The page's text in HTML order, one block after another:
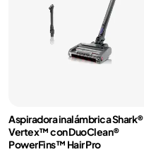
Aspiradora inalámbrica Shark®
Vertex™ con DuoClean®
PowerFins™ Hair Pro